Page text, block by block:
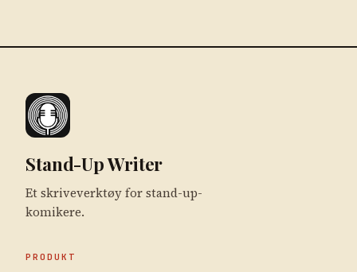
Stand-Up Writer
Et skriveverktøy for stand-up-
komikere.
PRODUKT